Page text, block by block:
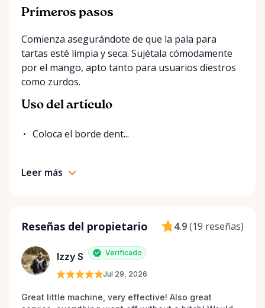
Primeros pasos
Comienza asegurándote de que la pala para
tartas esté limpia y seca. Sujétala cómodamente
por el mango, apto tanto para usuarios diestros
como zurdos.
Uso del artículo
Coloca el borde dent...
Leer más
Reseñas del propietario 4.9(19 reseñas)
Izzy S Verificado
Jul 29, 2026
Great little machine, very effective! Also great